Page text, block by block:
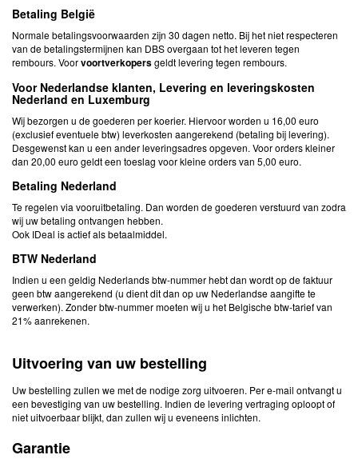
Betaling België
Normale betalingsvoorwaarden zijn 30 dagen netto. Bij het niet respecteren
van de betalingstermijnen kan DBS overgaan tot het leveren tegen
rembours. Voorvoortverkopersgeldt levering tegen rembours.
Voor Nederlandse klanten, Levering en leveringskosten
Nederland en Luxemburg
Wij bezorgen u de goederen per koerier. Hiervoor worden u 16,00 euro
(exclusief eventuele btw) leverkosten aangerekend (betaling bij levering).
Desgewenst kan u een ander leveringsadres opgeven. Voor orders kleiner
dan 20,00 euro geldt een toeslag voor kleine orders van 5,00 euro.
Betaling Nederland
Te regelen via vooruitbetaling. Dan worden de goederen verstuurd van zodra
wij uw betaling ontvangen hebben.
Ook IDeal is actief als betaalmiddel.
BTW Nederland
Indien u een geldig Nederlands btw-nummer hebt dan wordt op de faktuur
geen btw aangerekend (u dient dit dan op uw Nederlandse aangifte te
verwerken). Zonder btw-nummer moeten wij u het Belgische btw-tarief van
21% aanrekenen.
Uitvoering van uw bestelling
Uw bestelling zullen we met de nodige zorg uitvoeren. Per e-mail ontvangt u
een bevestiging van uw bestelling. Indien de levering vertraging oploopt of
niet uitvoerbaar blijkt, dan zullen wij u eveneens inlichten.
Garantie